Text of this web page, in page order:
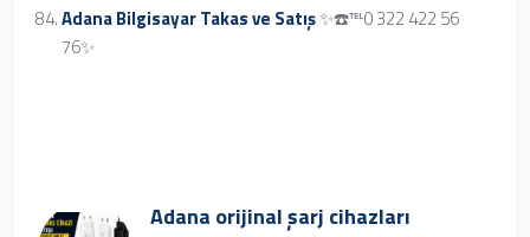
Adana Bilgisayar Takas ve Satış✨☎️℡0 322 422 56
76✨
Adana orijinal şarj cihazları